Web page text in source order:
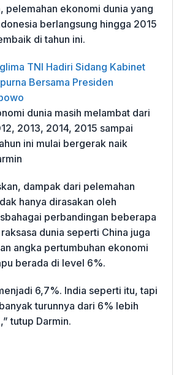
pelemahan ekonomi dunia yang
berlangsung hingga 2015
di tahun ini.
TNI Hadiri Sidang Kabinet
Bersama Presiden
dunia masih melambat dari
2013, 2014, 2015 sampai
ini mulai bergerak naik
dampak dari pelemahan
hanya dirasakan oleh
perbandingan beberapa
dunia seperti China juga
angka pertumbuhan ekonomi
berada di level 6%.
6,7%. India seperti itu, tapi
turunnya dari 6% lebih
tutup Darmin.